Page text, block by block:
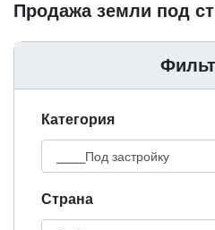
Продажа земли под
Категория
Cтрана